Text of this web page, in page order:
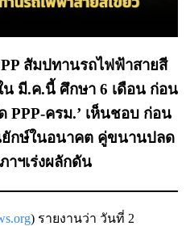
สัมปทานรถไฟฟ้าสายสี
มี.ค.นี้ ศึกษา 6 เดือน ก่อน
PPP-ครม.’ เห็นชอบ ก่อน
กษ์ในอนาคต คู่ขนานปลด
าฯเร่งผลักดัน
) รายงานว่า วันที่ 2